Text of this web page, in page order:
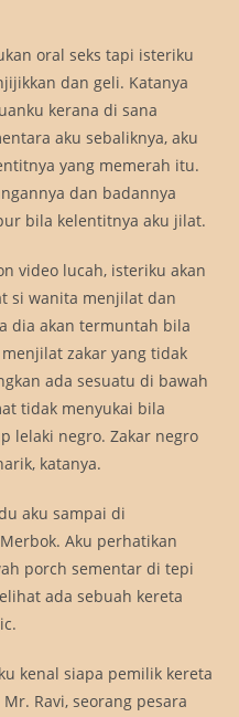
oral seks tapi isteriku
dan geli. Katanya
kerana di sana
aku sebaliknya, aku
yang memerah itu.
dan badannya
bila kelentitnya aku jilat.
video lucah, isteriku akan
si wanita menjilat dan
dia akan termuntah bila
zakar yang tidak
ada sesuatu di bawah
tidak menyukai bila
lelaki negro. Zakar negro
katanya.
aku sampai di
Aku perhatikan
porch sementar di tepi
ada sebuah kereta
kenal siapa pemilik kereta
Ravi, seorang pesara